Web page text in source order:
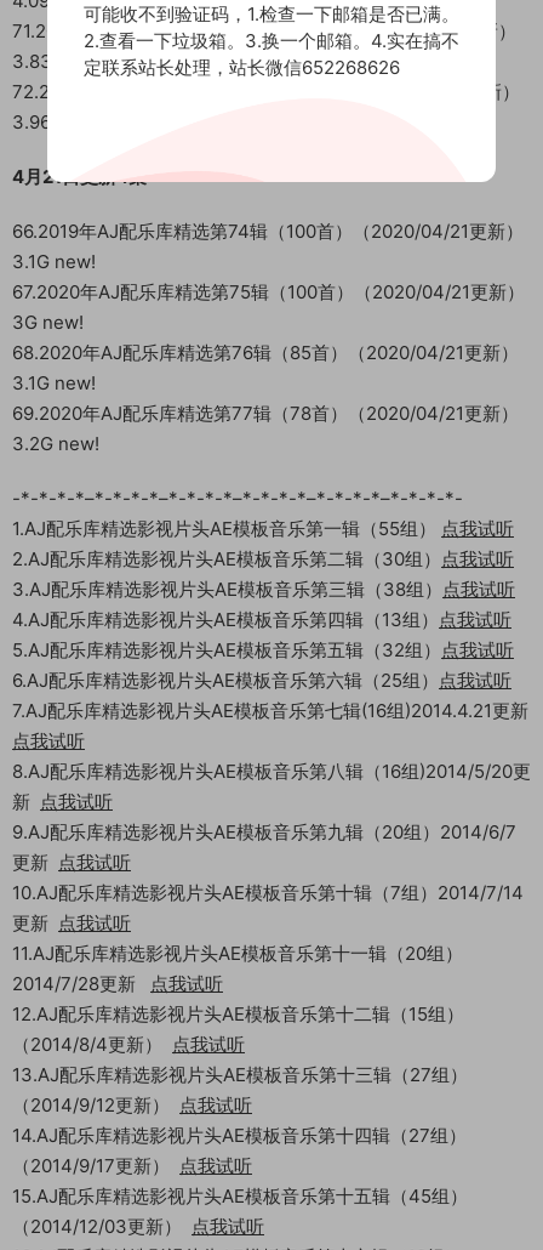
71.2020年AJ配乐库精选第79辑（90首）（2020/05/20更新）
3.83G new!
72.2020年AJ配乐库精选第80辑（82首）（2020/05/20更新）
3.96G new!
4月21日更新4集
66.2019年AJ配乐库精选第74辑（100首）（2020/04/21更新）
3.1G new!
67.2020年AJ配乐库精选第75辑（100首）（2020/04/21更新）
3G new!
68.2020年AJ配乐库精选第76辑（85首）（2020/04/21更新）
3.1G new!
69.2020年AJ配乐库精选第77辑（78首）（2020/04/21更新）
3.2G new!
-*-*-*-*–*-*-*-*–*-*-*-*–*-*-*-*–*-*-*-*–*-*-*-*-
1.AJ配乐库精选影视片头AE模板音乐第一辑（55组）
点我试听
2.AJ配乐库精选影视片头AE模板音乐第二辑（30组） 点我试听
3.AJ配乐库精选影视片头AE模板音乐第三辑（38组） 点我试听
4.AJ配乐库精选影视片头AE模板音乐第四辑（13组） 点我试听
5.AJ配乐库精选影视片头AE模板音乐第五辑（32组） 点我试听
6.AJ配乐库精选影视片头AE模板音乐第六辑（25组） 点我试听
7.AJ配乐库精选影视片头AE模板音乐第七辑(16组)2014.4.21更新
点我试听
8.AJ配乐库精选影视片头AE模板音乐第八辑（16组)2014/5/20更
新 点我试听
9.AJ配乐库精选影视片头AE模板音乐第九辑（20组）2014/6/7
更新 点我试听
10.AJ配乐库精选影视片头AE模板音乐第十辑（7组）2014/7/14
更新 点我试听
11.AJ配乐库精选影视片头AE模板音乐第十一辑（20组）
2014/7/28更新
点我试听
12.AJ配乐库精选影视片头AE模板音乐第十二辑（15组）
（2014/8/4更新）
点我试听
13.AJ配乐库精选影视片头AE模板音乐第十三辑（27组）
（2014/9/12更新）
点我试听
14.AJ配乐库精选影视片头AE模板音乐第十四辑（27组）
（2014/9/17更新）
点我试听
15.AJ配乐库精选影视片头AE模板音乐第十五辑（45组）
（2014/12/03更新）
点我试听
可能收不到验证码，1.检查一下邮箱是否已满。
2.查看一下垃圾箱。3.换一个邮箱。4.实在搞不
定联系站长处理，站长微信652268626